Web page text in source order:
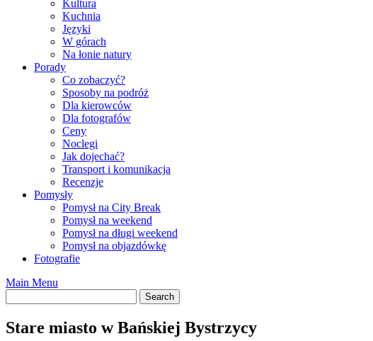
Kultura
Kuchnia
Języki
W górach
Na łonie natury
Porady
Co zobaczyć?
Sposoby na podróż
Dla kierowców
Dla fotografów
Ceny
Noclegi
Jak dojechać?
Transport i komunikacja
Recenzje
Pomysły
Pomysł na City Break
Pomysł na weekend
Pomysł na długi weekend
Pomysł na objazdówkę
Fotografie
Main Menu
Stare miasto w Bańskiej Bystrzycy